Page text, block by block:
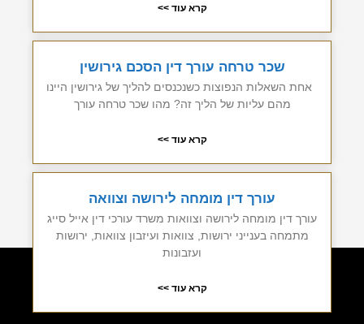
קרא עוד >>
שכר טרחה עורך דין הסכם גירושין
אחת השאלות הנפוצות כשנכנסים להליך של גירושין היינו
מהם עליות של הליך זה? מהו שכר טרחה עורך
קרא עוד >>
עורך דין מומחה לירושה וצוואה
עורך דין מומחה לירושה וצוואות משרד עורכי דין אייל סייג
מתמחה בענייני ירושות, צוואות ועיזבון צוואות, ירושות
ועזבונות
קרא עוד >>